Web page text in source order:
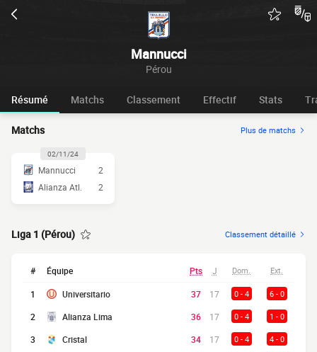
Mannucci
Pérou
Résumé Matchs Classement Effectif Stats
Matchs Plus de matchs
02/11/24
Mannucci
2
Alianza Atl.
2
Liga 1 (Pérou) Classement détaillé
# Équipe Pts J Dom. Ext.
1 Universitario 37 17 0 - 4 6 - 0
2 Alianza Lima 36 17 0 - 4 1 - 0
3 Cristal 34 17 0 - 4 4 - 0